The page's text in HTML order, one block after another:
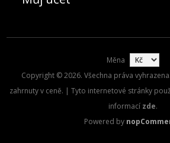
Měna
Copyright © 2026. Všechna práva
zahrnuty v ceně. | Tyto internetové stránky
informací zde.
Powered by